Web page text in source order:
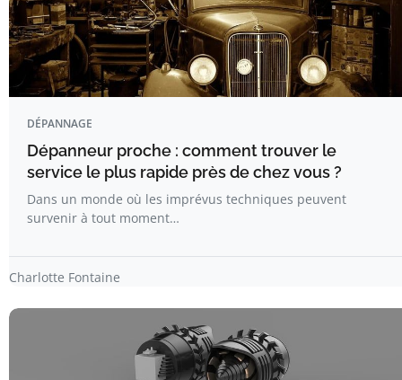
DÉPANNAGE
Dépanneur proche : comment trouver le
service le plus rapide près de chez vous ?
Dans un monde où les imprévus techniques peuvent
survenir à tout moment…
Charlotte Fontaine